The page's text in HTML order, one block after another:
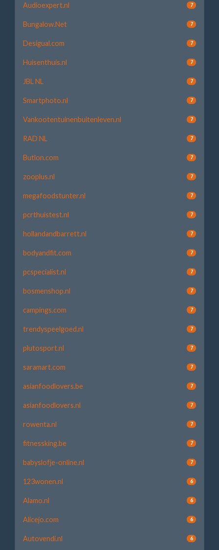
Audioexpert.nl 7
Bungalow.Net 7
Desigual.com 7
Huisenthuis.nl 7
JBL NL 7
Smartphoto.nl 7
Vankootentuinenbuitenleven.nl 7
RAD NL 7
Butlon.com 7
zooplus.nl 7
megafoodstunter.nl 7
pcrthuistest.nl 7
hollandandbarrett.nl 7
bodyandfit.com 7
pcspecialist.nl 7
bosmenshop.nl 7
campings.com 7
trendyspeelgoed.nl 7
plutosport.nl 7
saramart.com 7
asianfoodlovers.be 7
asianfoodlovers.nl 7
rowenta.nl 7
fitnessking.be 7
babyslofje-online.nl 7
123wonen.nl 6
Alamo.nl 6
Alicejo.com 6
Autovendi.nl 6